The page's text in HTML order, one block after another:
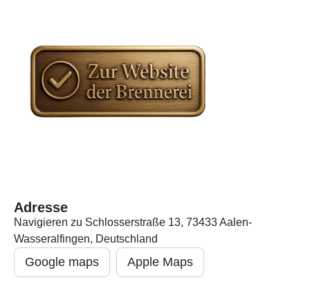
Adresse
Navigieren zu Schlosserstraße 13, 73433 Aalen-
Wasseralfingen, Deutschland
Google maps Apple Maps